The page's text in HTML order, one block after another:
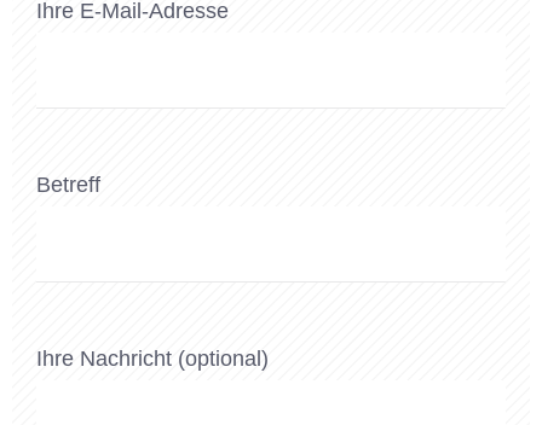
Ihre E-Mail-Adresse
Betreff
Ihre Nachricht (optional)